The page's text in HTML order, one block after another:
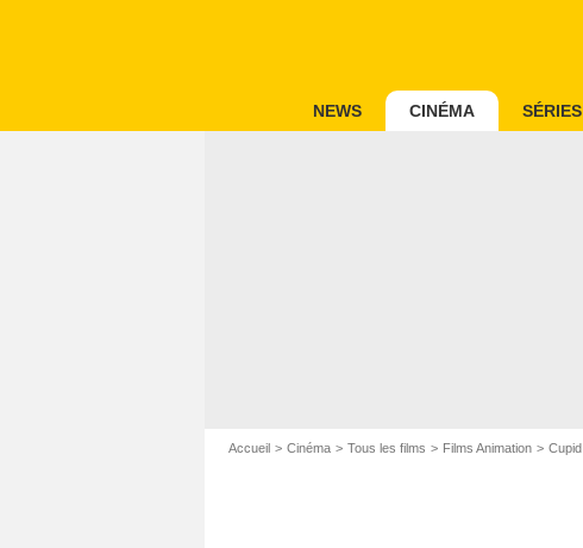
NEWS CINÉMA SÉRIES
Accueil Cinéma Tous les films Films Animation Cupid